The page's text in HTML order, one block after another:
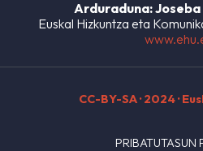
Arduraduna: Joseba
Euskal Hizkuntza eta
CC-BY-SA· 2024 ·
PRIBATUTASUN